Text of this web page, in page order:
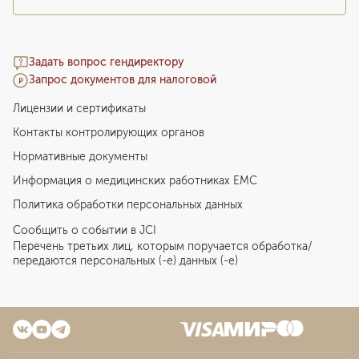
Задать вопрос гендиректору
Запрос документов для налоговой
Лицензии и сертификаты
Контакты контролирующих органов
Нормативные документы
Информация о медицинских работниках EMC
Политика обработки персональных данных
Сообщить о событии в JCI
Перечень третьих лиц, которым поручается обработка/
передаются персональных (-е) данных (-е)